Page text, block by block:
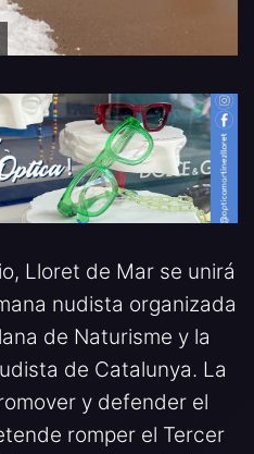
Lloret de Mar se unirá
nudista organizada
de Naturisme y la
de Catalunya. La
y defender el
romper el Tercer